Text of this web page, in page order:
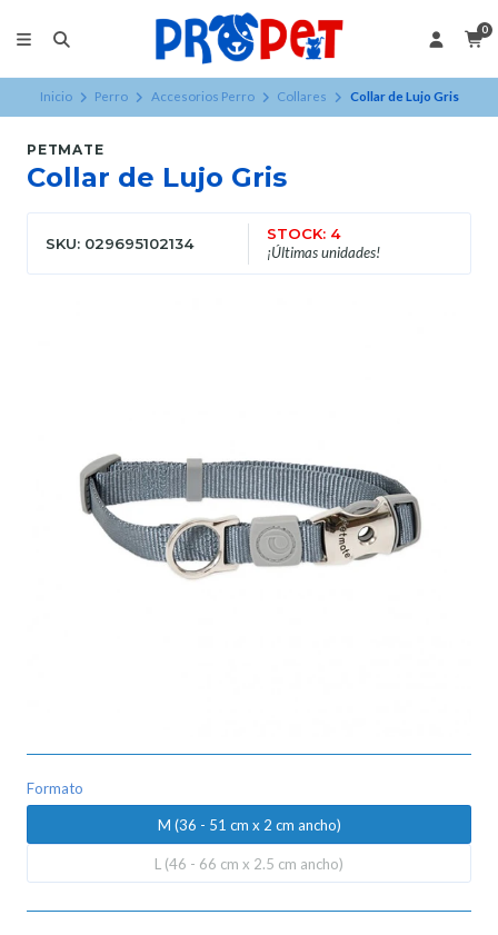
0
Inicio Perro Accesorios Perro Collares Collar de Lujo Gris
PETMATE
Collar de Lujo Gris
SKU: 029695102134
STOCK: 4
¡Últimas unidades!
Formato
M (36 - 51 cm x 2 cm ancho)
L (46 - 66 cm x 2.5 cm ancho)